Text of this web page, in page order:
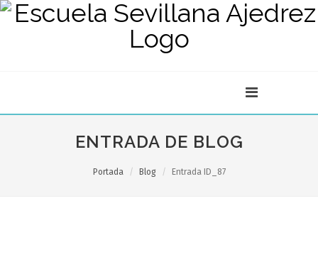
ENTRADA DE BLOG
Portada Blog Entrada ID_87